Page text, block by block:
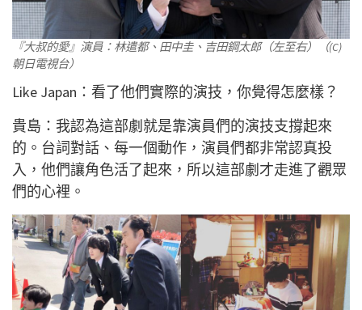
『大叔的愛』演員：林遣都、田中圭、吉田鋼太郎（左至右）（(C)
朝日電視台）
Like Japan：看了他們實際的演技，你覺得怎麼樣？
貴島：我認為這部劇就是靠演員們的演技支撐起來
的。台詞對話、每一個動作，演員們都非常認真投
入，他們讓角色活了起來，所以這部劇才走進了觀眾
們的心裡。